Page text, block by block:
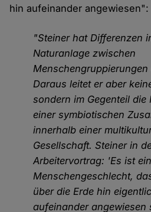
hin aufeinander angewiesen":
"Steiner hat Differenzen
Naturanlage zwischen
Menschengruppierungen
Daraus leitet er aber
sondern im Gegenteil die
einer symbiotischen
innerhalb einer
Gesellschaft. Steiner in
Arbeitervortrag: 'Es ist
Menschengeschlecht,
über die Erde hin
aufeinander angewiesen